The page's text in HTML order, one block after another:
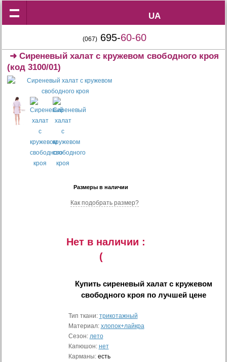
UA
UA
(067) 695-60-60
➜Сиреневый халат с кружевом свободного кроя
(код 3100/01)
Размеры в наличии
Как подобрать размер?
Нет в наличии :
(
Купитьсиреневый халат с кружевом
свободного кроя по лучшей цене
Тип ткани: трикотажный
Материал: хлопок+лайкра
Сезон: лето
Капюшон: нет
Карманы: есть